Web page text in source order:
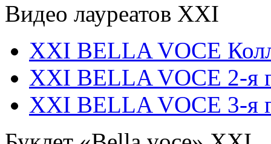
Видео лауреатов XXI
XXI BELLA VOCE
XXI BELLA VOCE 2-я
XXI BELLA VOCE 3-я